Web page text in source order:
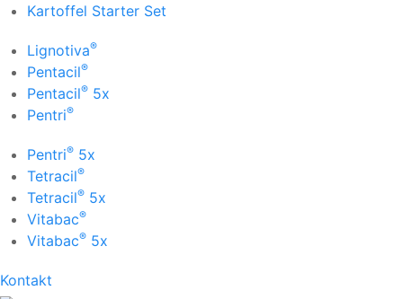
Kartoffel Starter Set
Lignotiva®
Pentacil®
Pentacil® 5x
Pentri®
Pentri® 5x
Tetracil®
Tetracil® 5x
Vitabac®
Vitabac® 5x
Kontakt